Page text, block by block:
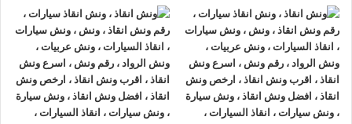
جميع انحاء الجمهورية وهو ما يسمح بسرعة وصولونش انقاذ
السياراتاليك خلال 15 دقيقة بحد اقصي.
ونش انقاذ الروادلدينا دائماونش انقاذ سيارات في جسر السويس